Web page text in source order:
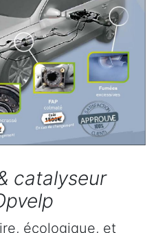
catalyseur
écologique, et